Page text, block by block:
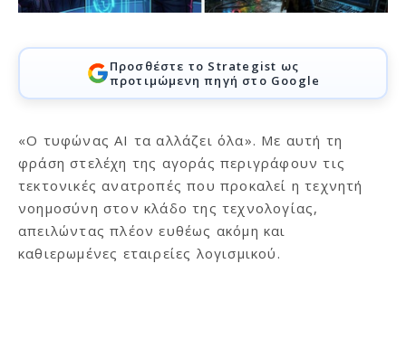
Προσθέστε το Strategist ως
προτιμώμενη πηγή στο Google
«Ο τυφώνας AI τα αλλάζει όλα». Με αυτή τη
φράση στελέχη της αγοράς περιγράφουν τις
τεκτονικές ανατροπές που προκαλεί η τεχνητή
νοημοσύνη στον κλάδο της τεχνολογίας,
απειλώντας πλέον ευθέως ακόμη και
καθιερωμένες εταιρείες λογισμικού.